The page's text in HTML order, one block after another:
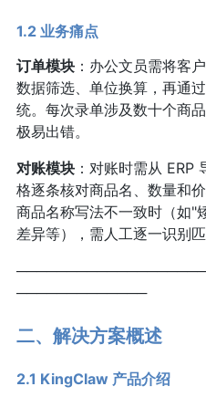
1.2 业务痛点
订单模块：办公文员需将客
数据筛选、单位换算，再通
统。每次录单涉及数十个商
极易出错。
对账模块：对账时需从 ERP
格逐条核对商品名、数量和
商品名称写法不一致时（如"
差异等），需人工逐一识别
─────────────
二、解决方案概述
2.1 KingClaw 产品介绍